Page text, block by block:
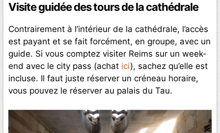
Visite guidée des tours de la cathédrale
Contrairement à l’intérieur de la cathédrale, l’accès
est payant et se fait forcément, en groupe, avec un
guide. Si vous comptez visiter Reims sur un week-
end avec le city pass (achat ici), sachez qu’elle est
incluse. Il faut juste réserver un créneau horaire,
vous pouvez le réserver au palais du Tau.